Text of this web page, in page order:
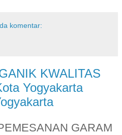
komentar:
KWALITAS
Yogyakarta
GARAM